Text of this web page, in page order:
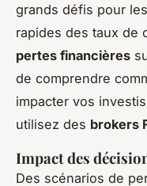
grands défis pour
rapides des taux de
pertes financières
de comprendre
impacter vos
utilisez des brokers
Impact des
Des scénarios de